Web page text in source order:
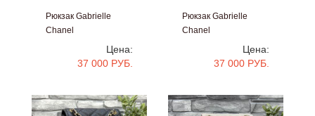
Рюкзак Gabrielle
Chanel
Цена:
37 000 РУБ.
Рюкзак Gabrielle
Chanel
Цена:
37 000 РУБ.